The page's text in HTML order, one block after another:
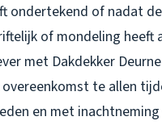
ondertekend of nadat
of mondeling heeft
met Dakdekker
te allen
en met